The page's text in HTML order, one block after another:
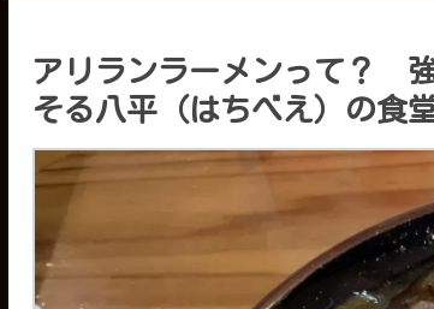
アリランラーメンって？
そる八平（はちべえ）の食